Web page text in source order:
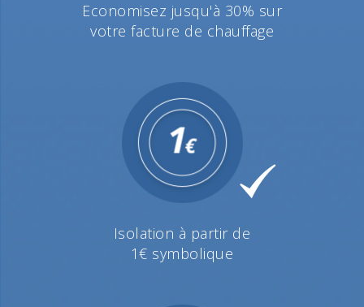
Economisez jusqu'à 30% sur
votre facture de chauffage
Isolation à partir de
1€ symbolique